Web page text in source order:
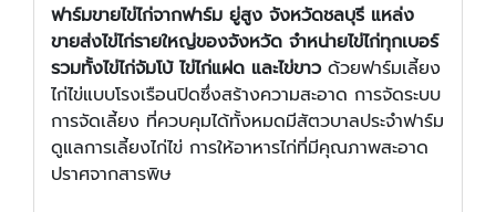
ฟาร์มขายไข่ไก่จากฟาร์ม ยู่สูง จังหวัดชลบุรี แหล่ง
ขายส่งไข่ไก่รายใหญ่ของจังหวัด จำหน่ายไข่ไก่ทุกเบอร์
รวมทั้งไข่ไก่จัมโบ้ ไข่ไก่แฝด และไข่ขาว ด้วยฟาร์มเลี้ยง
ไก่ไข่แบบโรงเรือนปิดซึ่งสร้างความสะอาด การจัดระบบ
การจัดเลี้ยง ที่ควบคุมได้ทั้งหมดมีสัตวบาลประจำฟาร์ม
ดูแลการเลี้ยงไก่ไข่ การให้อาหารไก่ที่มีคุณภาพสะอาด
ปราศจากสารพิษ